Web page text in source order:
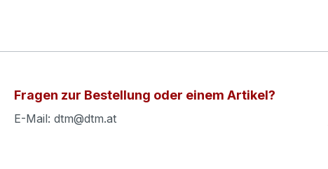
Fragen zur Bestellung oder einem Artikel?
E-Mail: dtm@dtm.at